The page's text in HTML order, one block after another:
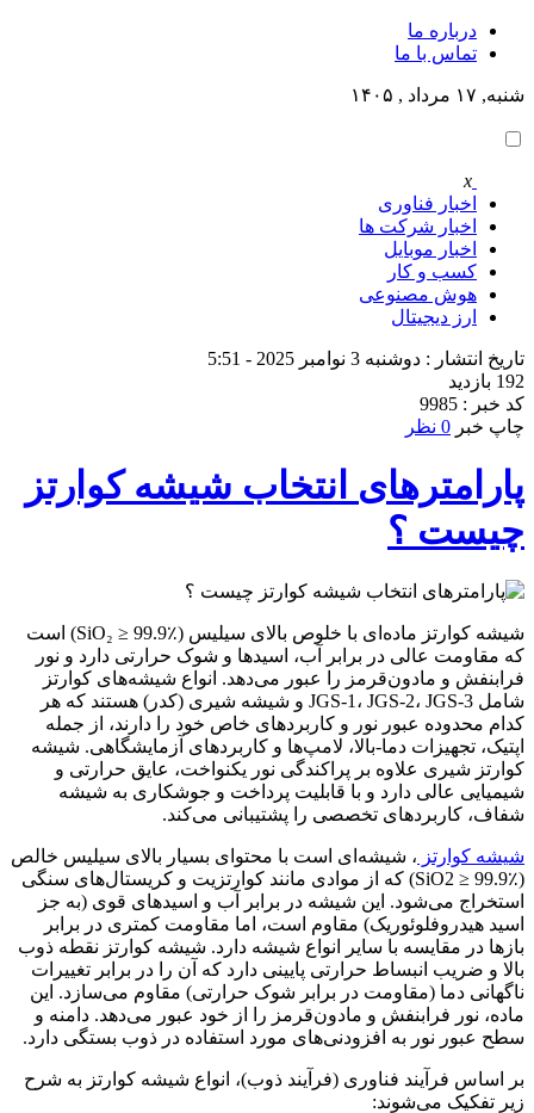
درباره ما
تماس با ما
شنبه, ۱۷ مرداد , ۱۴۰۵
x
اخبار فناوری
اخبار شرکت ها
اخبار موبایل
کسب و کار
هوش مصنوعی
ارز دیجیتال
تاریخ انتشار : دوشنبه 3 نوامبر 2025 - 5:51
192 بازدید
کد خبر : 9985
چاپ خبر 0 نظر
پارامترهای انتخاب شیشه کوارتز
چیست ؟
شیشه کوارتز ماده‌ای با خلوص بالای سیلیس (SiO₂ ≥ 99.9٪) است
که مقاومت عالی در برابر آب، اسیدها و شوک حرارتی دارد و نور
فرابنفش و مادون‌قرمز را عبور می‌دهد. انواع شیشه‌های کوارتز
شامل JGS-1، JGS-2، JGS-3 و شیشه شیری (کدر) هستند که هر
کدام محدوده عبور نور و کاربردهای خاص خود را دارند، از جمله
اپتیک، تجهیزات دما-بالا، لامپ‌ها و کاربردهای آزمایشگاهی. شیشه
کوارتز شیری علاوه بر پراکندگی نور یکنواخت، عایق حرارتی و
شیمیایی عالی دارد و با قابلیت پرداخت و جوشکاری به شیشه
شفاف، کاربردهای تخصصی را پشتیبانی می‌کند.
شیشه کوارتز ، شیشه‌ای است با محتوای بسیار بالای سیلیس خالص
(SiO2 ≥ 99.9٪) که از موادی مانند کوارتزیت و کریستال‌های سنگی
استخراج می‌شود. این شیشه در برابر آب و اسیدهای قوی (به جز
اسید هیدروفلوئوریک) مقاوم است، اما مقاومت کمتری در برابر
بازها در مقایسه با سایر انواع شیشه دارد. شیشه کوارتز نقطه ذوب
بالا و ضریب انبساط حرارتی پایینی دارد که آن را در برابر تغییرات
ناگهانی دما (مقاومت در برابر شوک حرارتی) مقاوم می‌سازد. این
ماده، نور فرابنفش و مادون‌قرمز را از خود عبور می‌دهد. دامنه و
سطح عبور نور به افزودنی‌های مورد استفاده در ذوب بستگی دارد.
بر اساس فرآیند فناوری (فرآیند ذوب)، انواع شیشه کوارتز به شرح
زیر تفکیک می‌شوند: